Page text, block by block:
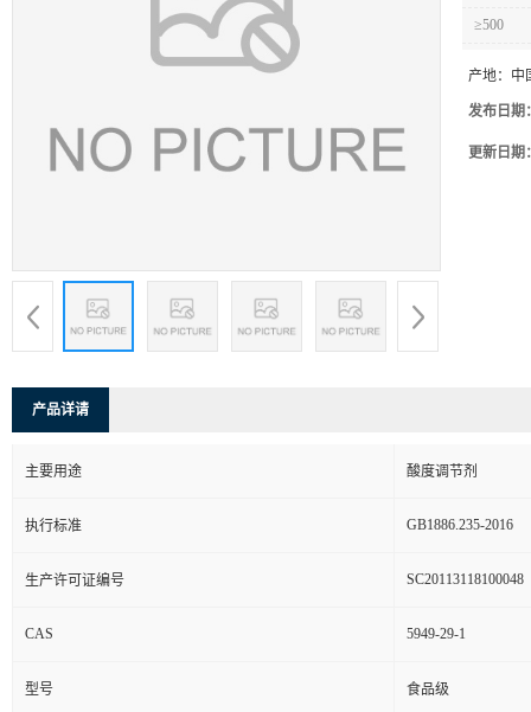
≥500
产地： 中
发布日期
更新日期
产品详请
主要用途 酸度调节剂
执行标准 GB1886.235-2016
生产许可证编号 SC20113118100048
CAS 5949-29-1
型号 食品级